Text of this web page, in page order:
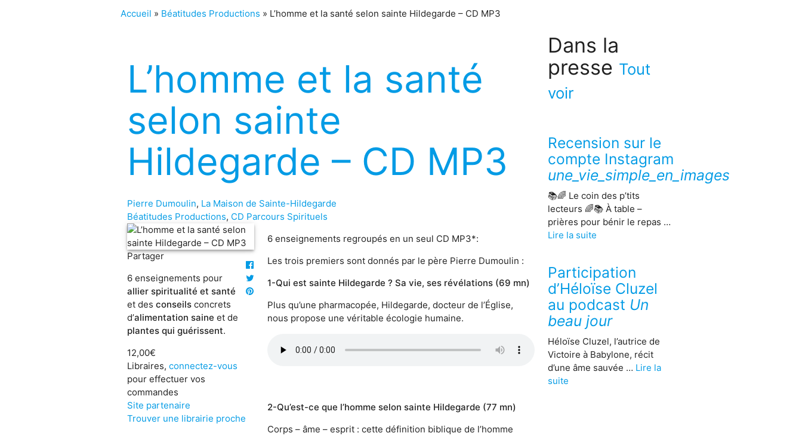
Accueil » Béatitudes Productions » L’homme et la santé selon sainte Hildegarde – CD MP3
L’homme et la santé
selon sainte
Hildegarde – CD MP3
Pierre Dumoulin, La Maison de Sainte-Hildegarde
Béatitudes Productions, CD Parcours Spirituels
Partager
6 enseignements pour
allier spiritualité et santé
et des conseilsconcrets
d’alimentation saine et de
plantes qui guérissent.
12,00€
Libraires, connectez-vous
pour effectuer vos
commandes
Site partenaire
Trouver une librairie proche
6 enseignements regroupés en un seul CD MP3*:
Les trois premiers sont donnés par le père Pierre Dumoulin :
1-Qui est sainte Hildegarde ? Sa vie, ses révélations (69 mn)
Plus qu’une pharmacopée, Hildegarde, docteur de l’Église,
nous propose une véritable écologie humaine.
2-Qu’est-ce que l’homme selon sainte Hildegarde (77 mn)
Corps – âme – esprit : cette définition biblique de l’homme
Dans la
presse Tout
voir
Recension sur le
compte Instagram
une_vie_simple_en_images
📚🌈 Le coin des p’tits
lecteurs 🌈📚 À table –
prières pour bénir le repas …
Lire la suite
Participation
d’Héloïse Cluzel
au podcast Un
beau jour
Héloïse Cluzel, l’autrice de
Victoire à Babylone, récit
d’une âme sauvée … Lire la
suite